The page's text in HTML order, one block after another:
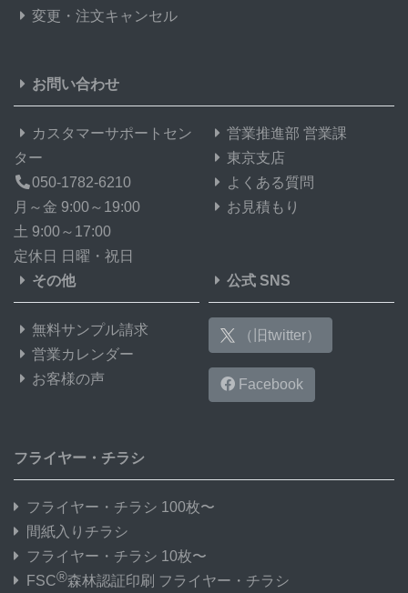
変更・注文キャンセル
お問い合わせ
カスタマーサポートセン
ター
050-1782-6210
月～金 9:00～19:00
土 9:00～17:00
定休日 日曜・祝日
営業推進部 営業課
東京支店
よくある質問
お見積もり
その他
無料サンプル請求
営業カレンダー
お客様の声
公式 SNS
（旧twitter）
Facebook
フライヤー・チラシ
フライヤー・チラシ 100枚〜
間紙入りチラシ
フライヤー・チラシ 10枚〜
FSC®森林認証印刷 フライヤー・チラシ